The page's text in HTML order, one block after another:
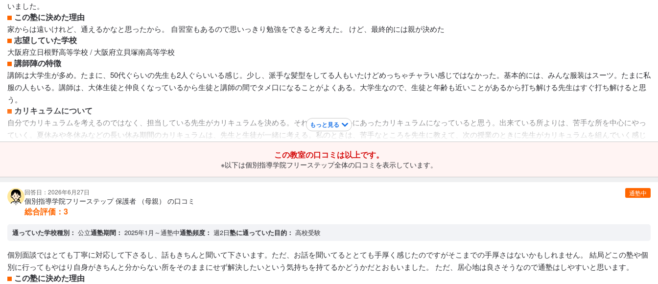
いました。
この塾に決めた理由
家からは遠いけれど、通えるかなと思ったから。 自習室もあるので思いっきり勉強をできると考えた。 けど、最終的には親が決めた
志望していた学校
大阪府立日根野高等学校 / 大阪府立貝塚南高等学校
講師陣の特徴
講師は大学生が多め。たまに、50代ぐらいの先生も2人ぐらいいる感じ。少し、派手な髪型をしてる人もいたけどめっちゃチャラい感じではなかった。基本的には、みんな服装はスーツ。たまに私
服の人もいる。講師は、大体生徒と仲良くなっているから生徒と講師の間でタメ口になることがよくある。大学生なので、生徒と年齢も近いことがあるから打ち解ける先生はすぐ打ち解けると思
う。
カリキュラムについて
自分でカリキュラムを考えるのではなく、担当している先生がカリキュラムを決める。それぞれのレベルにあったカリキュラムになっていると思う。出来ている所よりは、苦手な所を中心にやっ
ていく。夏休みや冬休みなどの長い休み期間のカリキュラムは、先生と生徒が一緒に考える。私のときは、苦手なところを先生に教えて、次の授業のときに先生がカリキュラムを組んでいく感じ
アクセス・周りの環境
家からは少し遠い
もっと見る
この教室の口コミは以上です。
※以下は個別指導学院フリーステップ全体の口コミを表示しています。
通塾中
回答日：2026年6月27日
個別指導学院フリーステップ 保護者 （母親） の口コミ
総合評価： 3
通っていた学校種別： 公立通塾期間： 2025年1月～通塾中通塾頻度： 週2日塾に通っていた目的： 高校受験
個別面談ではとても丁寧に対応して下さるし、話もきちんと聞いて下さいます。ただ、お話を聞いてるととても手厚く感じたのですがそこまでの手厚さはないかもしれません。 結局どこの塾や個
別に行ってもやはり自身がきちんと分からない所をそのままにせず解決したいという気持ちを持てるかどうかだとおもいました。 ただ、居心地は良さそうなので通塾はしやすいと思います。
この塾に決めた理由